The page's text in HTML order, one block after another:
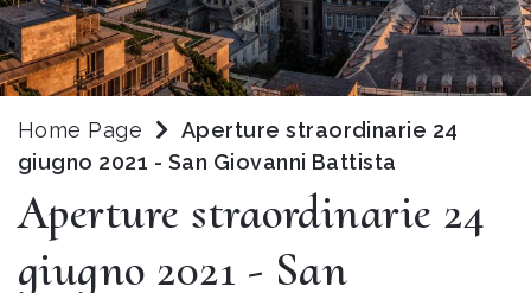
Home Page
Aperture straordinarie 24
giugno 2021 - San Giovanni Battista
Aperture straordinarie 24
giugno 2021 - San